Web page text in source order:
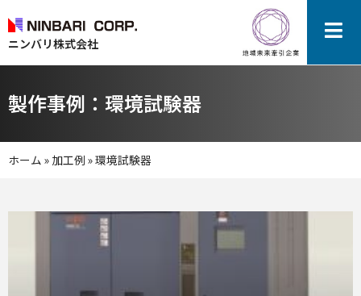
ニンバリ株式会社
製作事例：環境試験器
ホーム » 加工例 »環境試験器